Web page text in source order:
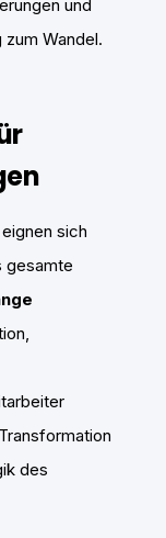
und
Wandel.
sich
gesamte
des